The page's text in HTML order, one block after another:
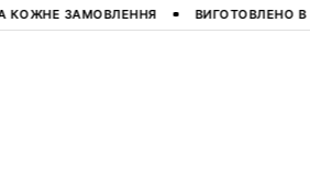
ВИГОТОВЛЕНО В УКРАЇНІ